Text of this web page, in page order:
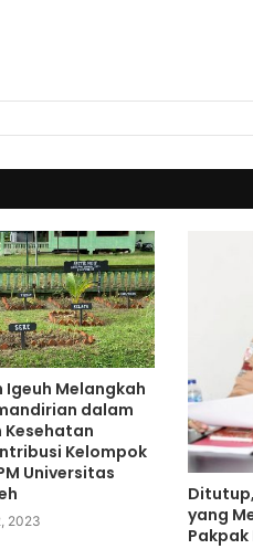
Igeuh Melangkah
dalam
Kelompok
Universitas
2023
yang